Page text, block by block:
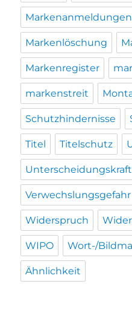
Markenanmeldungen
Markenlöschung
Markenregister
markenstreit
Schutzhindernisse
Titel Titelschutz
Unterscheidungskraft
Verwechslungsgefahr
Widerspruch
WIPO Wort-/
Ähnlichkeit